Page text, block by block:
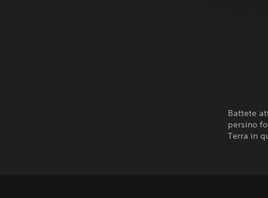
Battete
persino
Terra in